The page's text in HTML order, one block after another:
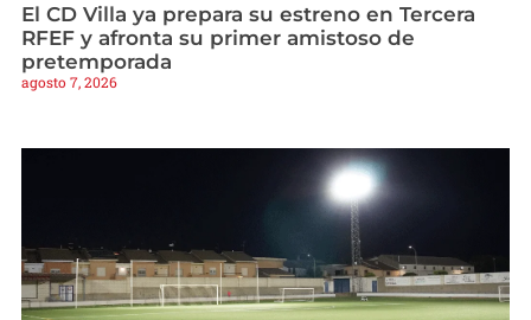
El CD Villa ya prepara su estreno en Tercera
RFEF y afronta su primer amistoso de
pretemporada
agosto 7, 2026